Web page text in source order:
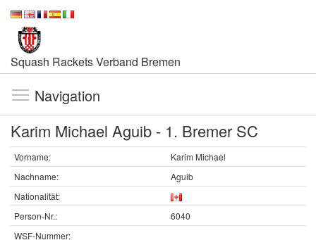
Squash Rackets Verband Bremen
Navigation
Karim Michael Aguib - 1. Bremer SC
Vorname:
Karim Michael
Nachname:
Aguib
Nationalität:
Person-Nr.:
6040
WSF-Nummer: